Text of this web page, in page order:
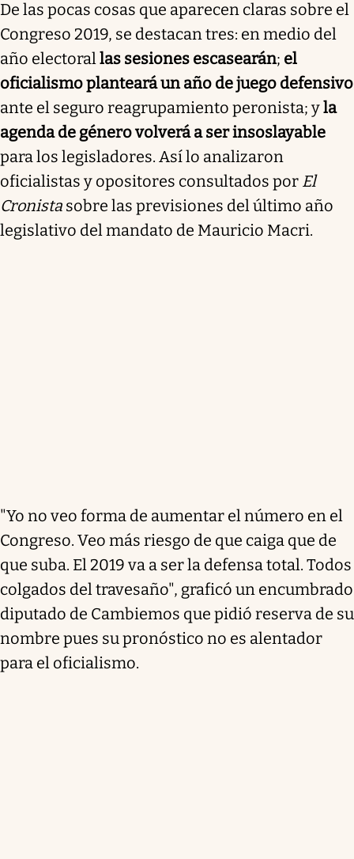
De las pocas cosas que aparecen claras sobre el
Congreso 2019, se destacan tres: en medio del
año electorallas sesiones escasearán; el
oficialismo planteará un año de juego defensivo
ante el seguro reagrupamiento peronista; yla
agenda de género volverá a ser insoslayable
para los legisladores. Así lo analizaron
oficialistas y opositores consultados por El
Cronista sobre las previsiones del último año
legislativo del mandato de Mauricio Macri.
"Yo no veo forma de aumentar el número en el
Congreso. Veo más riesgo de que caiga que de
que suba. El 2019 va a ser la defensa total. Todos
colgados del travesaño", graficó un encumbrado
diputado de Cambiemos que pidió reserva de su
nombre pues su pronóstico no es alentador
para el oficialismo.